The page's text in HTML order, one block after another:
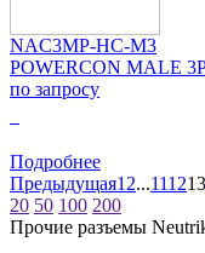
NAC3MP-HC-M3
POWERCON MALE
по запросу
Подробнее
Предыдущая1 2...111213
20 50 100 200
Прочие разъемы